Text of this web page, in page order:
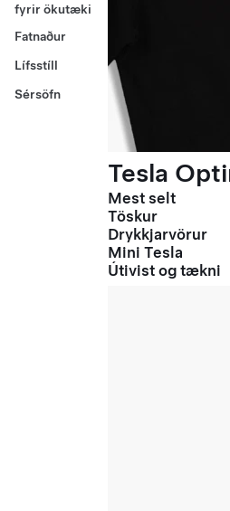
fyrir ökutæki
Fatnaður
Lífsstíll
Sérsöfn
Tesla
Mest selt
Töskur
Drykkjarvörur
Mini Tesla
Útivist og tækni